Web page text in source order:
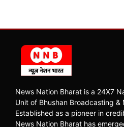
News Nation Bharat is a 24X7
Unit of Bhushan Broadcasting &
Established as a pioneer in
News Nation Bharat has